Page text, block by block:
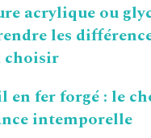
acrylique ou
les
choisir
en fer forgé : le
intemporelle